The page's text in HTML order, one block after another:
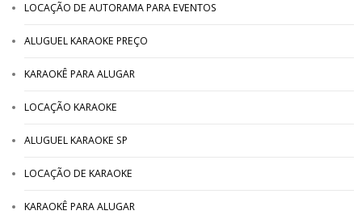
LOCAÇÃO DE AUTORAMA PARA EVENTOS
ALUGUEL KARAOKE PREÇO
KARAOKÊ PARA ALUGAR
LOCAÇÃO KARAOKE
ALUGUEL KARAOKE SP
LOCAÇÃO DE KARAOKE
KARAOKÊ PARA ALUGAR